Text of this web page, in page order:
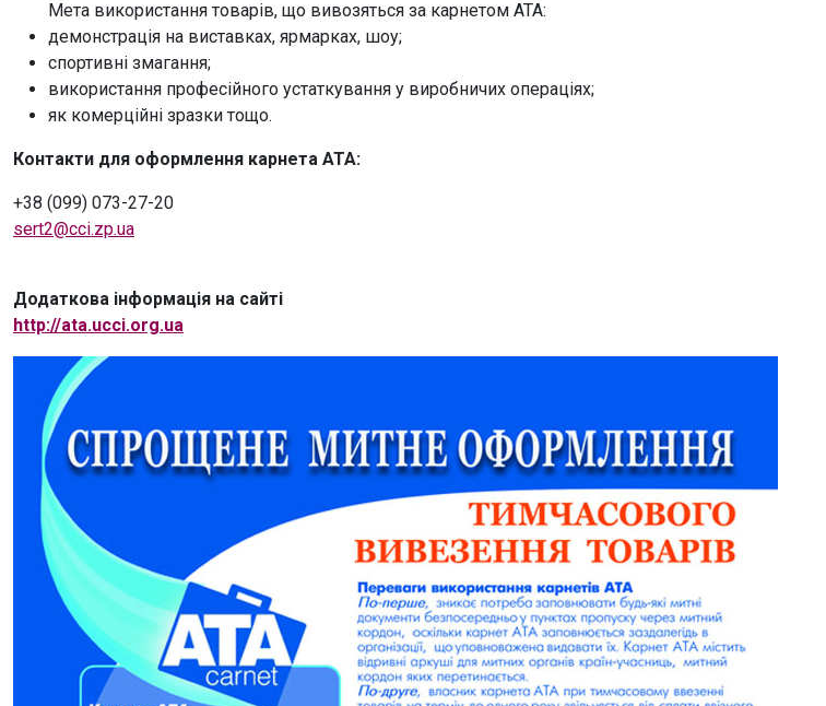
Мета використання товарів, що вивозяться за карнетом АТА:
демонстрація на виставках, ярмарках, шоу;
спортивні змагання;
використання професійного устаткування у виробничих операціях;
як комерційні зразки тощо.
Контакти для оформлення карнета АТА:
+38 (099) 073-27-20
sert2@cci.zp.ua
Додаткова інформація на сайті
http://ata.ucci.org.ua